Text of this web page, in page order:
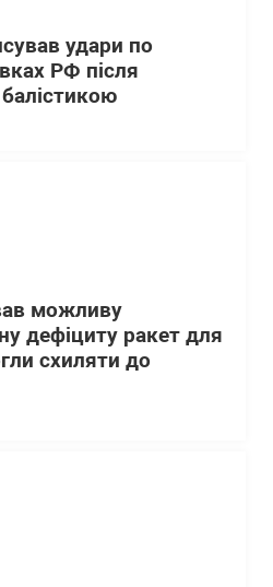
удари по
РФ після
можливу
дефіциту ракет для
схиляти до